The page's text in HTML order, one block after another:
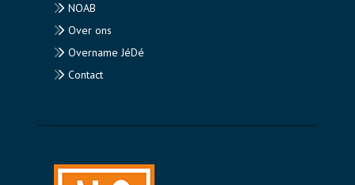
NOAB
Over ons
Overname JéDé
Contact